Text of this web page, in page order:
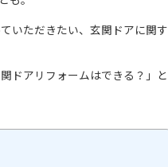
いただきたい、玄関ドアに関す
ドアリフォームはできる？」と